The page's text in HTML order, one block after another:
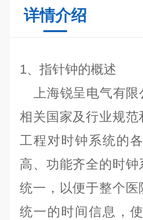
详情介绍
1、指针钟的概述
上海锐呈电气有
相关国家及行业规
工程对时钟系统的
高、功能齐全的时
统一，以便于整个
统一的时间信息，